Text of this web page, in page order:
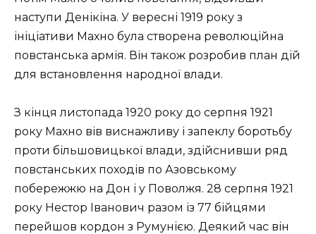
наступи Денікіна. У вересні 1919 року з
ініціативи Махно була створена революційна
повстанська армія. Він також розробив план дій
для встановлення народної влади.
З кінця листопада 1920 року до серпня 1921
року Махно вів виснажливу і запеклу боротьбу
проти більшовицької влади, здійснивши ряд
повстанських походів по Азовському
побережжю на Дон і у Поволжя. 28 серпня 1921
року Нестор Іванович разом із 77 бійцями
перейшов кордон з Румунією. Деякий час він